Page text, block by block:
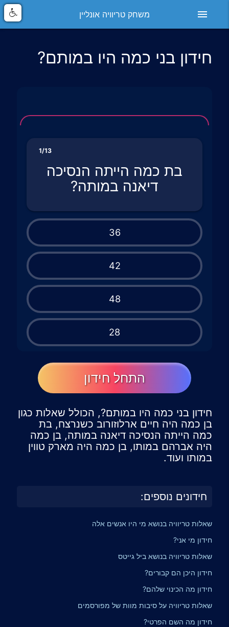
menu משחק טריוויה אונליין
חידון בני כמה היו במותם?
1/13
בת כמה הייתה הנסיכה
דיאנה במותה?
36
42
48
28
התחל חידון
חידון בני כמה היו במותם?, הכולל שאלות כגון
בן כמה היה חיים ארלוזורוב כשנרצח, בת
כמה הייתה הנסיכה דיאנה במותה, בן כמה
היה אברהם במותו, בן כמה היה מארק טווין
במותו ועוד.
חידונים נוספים:
שאלות טריוויה בנושא מי היו אנשים אלה
חידון מי אני?
שאלות טריוויה בנושא ביל גייטס
חידון היכן הם קבורים?
חידון מה הכינוי שלהם?
שאלות טריוויה על סיבות מוות של מפורסמים
חידון מה השם הפרטי?